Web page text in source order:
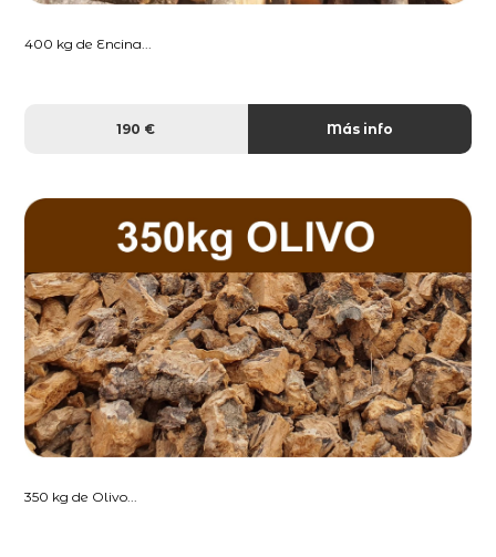
400 kg de Encina...
190 € Más info
350 kg de Olivo...